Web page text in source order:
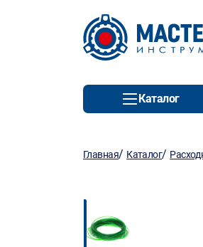
Каталог
Главная/ Каталог/